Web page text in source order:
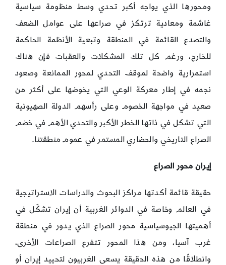
ومحورها الذي يواجه أكبر تحدي وسط منظومة سياسية
غاشمة ومعادية ترتكز في صراعها على عوامل الضعف
والتصدع القائمة في المنطقة وتبعية الأنظمة الحاكمة
للخارج، ورغم كل تلك المشكلات والعقبات فإن هناك
استمرارية واضحة لموقف التحدي لمحور الممانعة وصعود
نجمه في إطار معركة الوعي التي يخوضها على أكثر من
صعيد في مواجهة الخصوم وعلى رأسهم الدولة الصهيونية
التي تشكل في ذاتها الخطر الأكبر والتحدي الأهم في خضم
الصراع التاريخي والحضاري المستمر في عموم منطقتنا.
إيران محور الصراع
حقيقة قائمة أكدتها مراكز البحوث والدراسات الاستراتيجية
في العالم وخاصة في الدوائر الغربية أن إيران تشكّل في
أهميتها الجيوسياسية محور الصراع الذي يدور في منطقة
غرب آسيا، ومن هذا المحور تتفرع الصراعات الأخرى،
وانطلاقًا من هذه الحقيقة يسعى الغربيون لتحييد إيران أو